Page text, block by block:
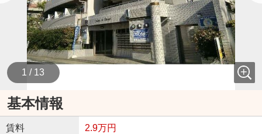
1 / 13
基本情報
賃料 2.9万円